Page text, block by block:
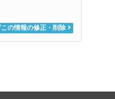
この情報の修正・削除